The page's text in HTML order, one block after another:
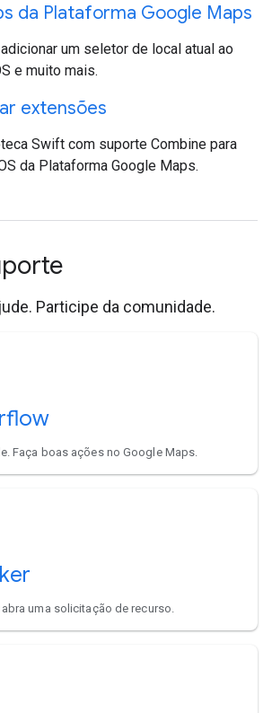
da Plataforma Google Maps
um seletor de local atual ao
e muito mais.
extensões
Swift com suporte Combine para
da Plataforma Google Maps.
Participe da comunidade.
Faça boas ações no Google Maps.
uma solicitação de recurso.